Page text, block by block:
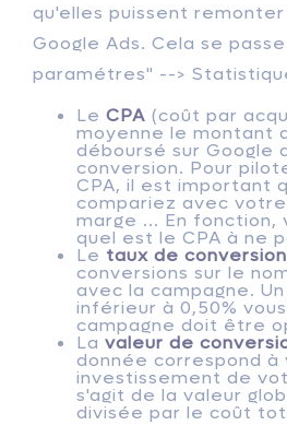
qu'elles puissent
Google Ads. Cela se
paramétres" -->
Le CPA (coût par
moyenne le montant
déboursé sur Google
conversion. Pour
CPA, il est important
compariez avec
marge ... En
quel est le CPA à ne
Le taux de conversion
conversions sur le
avec la campagne.
inférieur à 0,50%
campagne doit être
La valeur de
donnée correspond
investissement de
s'agit de la valeur
divisée par le coût